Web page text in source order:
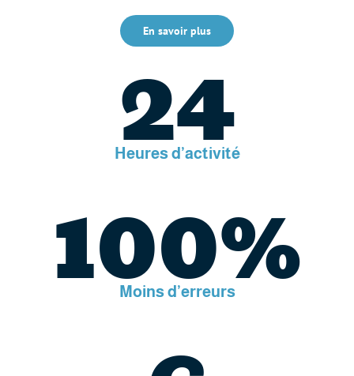
En savoir plus
24
Heures d’activité
100%
Moins d’erreurs